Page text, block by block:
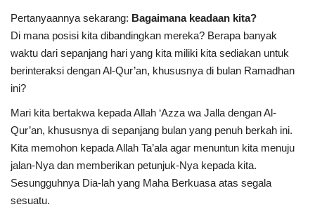
Pertanyaannya sekarang: Bagaimana keadaan kita?
Di mana posisi kita dibandingkan mereka? Berapa banyak
waktu dari sepanjang hari yang kita miliki kita sediakan untuk
berinteraksi dengan Al-Qur’an, khususnya di bulan Ramadhan
ini?
Mari kita bertakwa kepada Allah ‘Azza wa Jalla dengan Al-
Qur’an, khususnya di sepanjang bulan yang penuh berkah ini.
Kita memohon kepada Allah Ta’ala agar menuntun kita menuju
jalan-Nya dan memberikan petunjuk-Nya kepada kita.
Sesungguhnya Dia-lah yang Maha Berkuasa atas segala
sesuatu.